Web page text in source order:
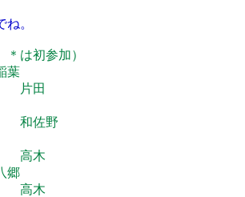
。
は初参加）
葉
田
佐野
木
郷
高木